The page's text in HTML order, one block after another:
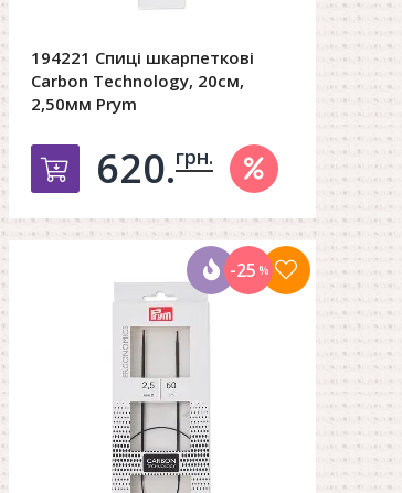
194221 Спиці шкарпеткові
Carbon Technology, 20см,
2,50мм Prym
Добавить в корзину
620.грн.
-25 %